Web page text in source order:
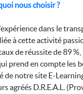
nous choisir ?
dans le
à cette activité
de réussite de 89 %,
prend en compte les
de notre site E-
agréés D.R.E.A.L.